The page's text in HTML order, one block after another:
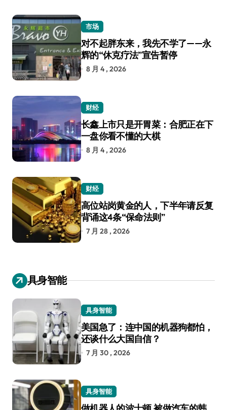
市场
对不起胖东来，我先不学了——永
辉的“休克疗法”宣告暂停
8 月 4 , 2026
财经
长鑫上市只是开胃菜：合肥正在下
一盘你看不懂的大棋
8 月 4 , 2026
财经
高位站岗黄金的人，下半年请反复
背诵这4条“保命法则”
7 月 28 , 2026
具身智能
具身智能
美国急了：连中国的机器狗都怕，
还谈什么大国自信？
7 月 30 , 2026
具身智能